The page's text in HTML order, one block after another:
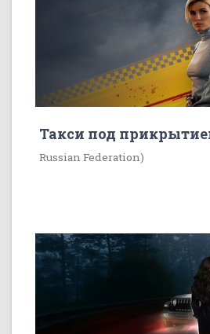
Такси под
Russian Federation)